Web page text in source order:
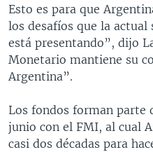
Esto es para que
los desafíos que la
está presentando”, dijo
Monetario mantiene su
Argentina”.
Los fondos forman parte
junio con el FMI, al cual
casi dos décadas para